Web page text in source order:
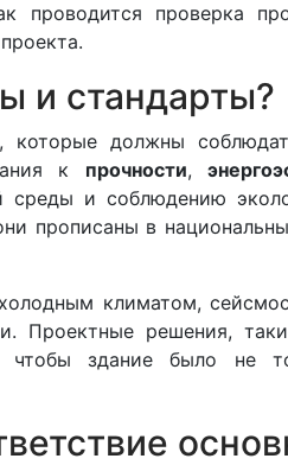
проверка
и стандарты?
должны
к прочности,
и соблюдению
прописаны в
климатом,
Проектные решения,
чтобы здание было не